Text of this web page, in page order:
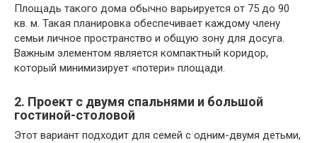
Площадь такого дома обычно варьируется от 75 до 90
кв. м. Такая планировка обеспечивает каждому члену
семьи личное пространство и общую зону для досуга.
Важным элементом является компактный коридор,
который минимизирует «потери» площади.
2. Проект с двумя спальнями и большой
гостиной-столовой
Этот вариант подходит для семей с одним-двумя детьми,